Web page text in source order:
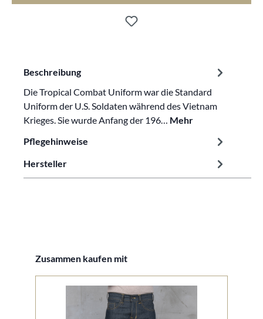
Beschreibung
Die Tropical Combat Uniform war die Standard
Uniform der U.S. Soldaten während des Vietnam
Krieges. Sie wurde Anfang der 196… Mehr
Pflegehinweise
Hersteller
Produktgalerie überspringen
Zusammen kaufen mit